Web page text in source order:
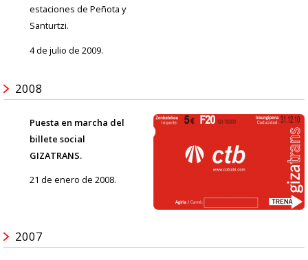
estaciones de Peñota y
Santurtzi.
4 de julio de 2009.
2008
Puesta en marcha del
billete social
GIZATRANS.
21 de enero de 2008.
2007